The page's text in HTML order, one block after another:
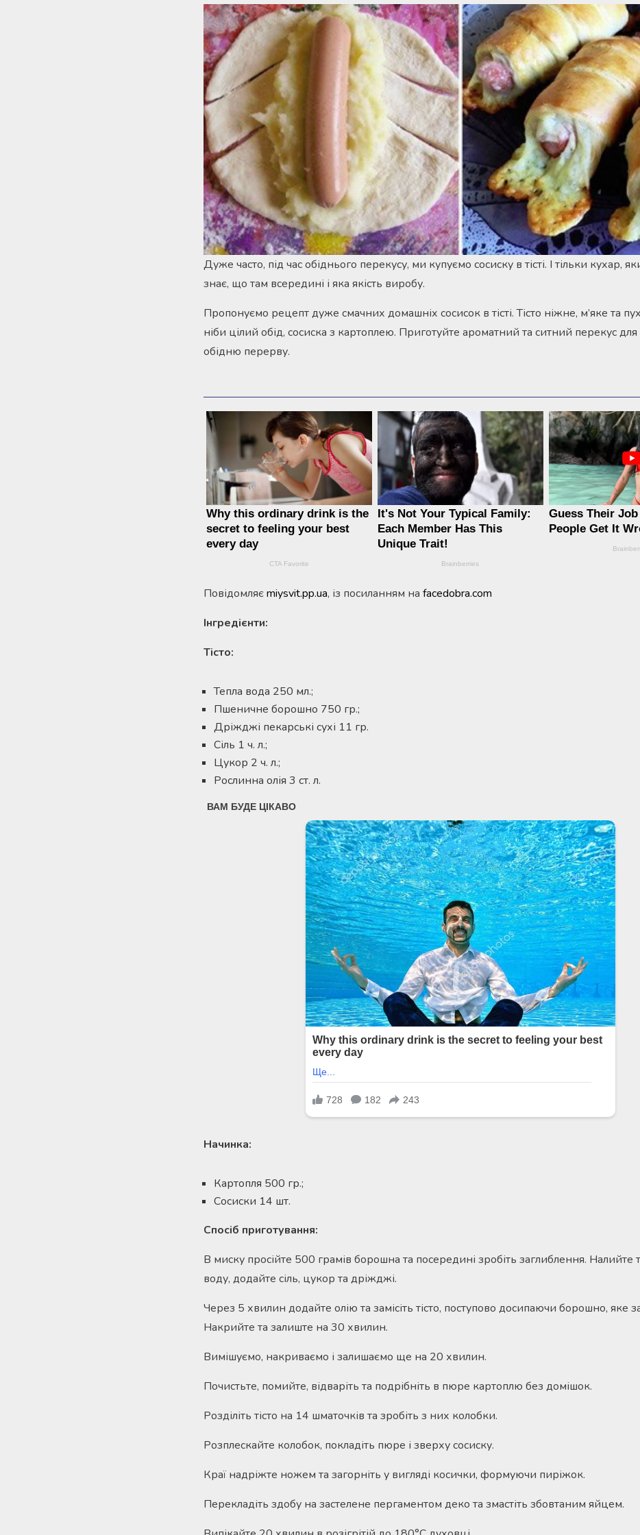
Дуже часто, під час обіднього перекусу, ми купуємо сосиску в тісті. І тільки кухар,
знає, що там всередині і яка якість виробу.
Пропонуємо рецепт дуже смачних домашніх сосисок в тісті. Тісто ніжне, м’яке та
ніби цілий обід, сосиска з картоплею. Приготуйте ароматний та ситний перекус
обідню перерву.
Повідомляєmiysvit.pp.ua, із посиланням на facedobra.com
Інгредієнти:
Тісто:
Тепла вода 250 мл.;
Пшеничне борошно 750 гр.;
Дріжджі пекарські сухі 11 гр.
Сіль 1 ч. л.;
Цукор 2 ч. л.;
Рослинна олія 3 ст. л.
Начинка:
Картопля 500 гр.;
Сосиски 14 шт.
Спосіб приготування:
В миску просійте 500 грамів борошна та посередині зробіть заглиблення. Налийте
воду, додайте сіль, цукор та дріжджі.
Через 5 хвилин додайте олію та замісіть тісто, поступово досипаючи борошно, яке
Накрийте та залиште на 30 хвилин.
Вимішуємо, накриваємо і залишаємо ще на 20 хвилин.
Почистьте, помийте, відваріть та подрібніть в пюре картоплю без домішок.
Розділіть тісто на 14 шматочків та зробіть з них колобки.
Розплескайте колобок, покладіть пюре і зверху сосиску.
Краї надріжте ножем та загорніть у вигляді косички, формуючи пиріжок.
Перекладіть здобу на застелене пергаментом деко та змастіть збовтаним яйцем.